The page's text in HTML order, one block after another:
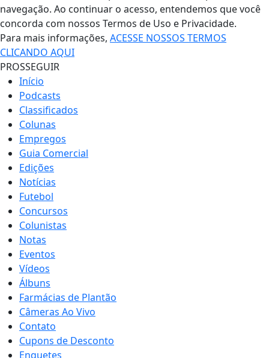
navegação. Ao continuar o acesso, entendemos que você
concorda com nossos Termos de Uso e Privacidade.
Para mais informações, ACESSE NOSSOS TERMOS
CLICANDO AQUI
PROSSEGUIR
Início
Podcasts
Classificados
Colunas
Empregos
Guia Comercial
Edições
Notícias
Futebol
Concursos
Colunistas
Notas
Eventos
Vídeos
Álbuns
Farmácias de Plantão
Câmeras Ao Vivo
Contato
Cupons de Desconto
Enquetes